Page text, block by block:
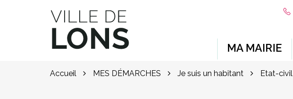
Site officiel de la ville de Lons (64)
MA MAIRIE
Accueil MES DÉMARCHES Je suis un habitant Etat-civil